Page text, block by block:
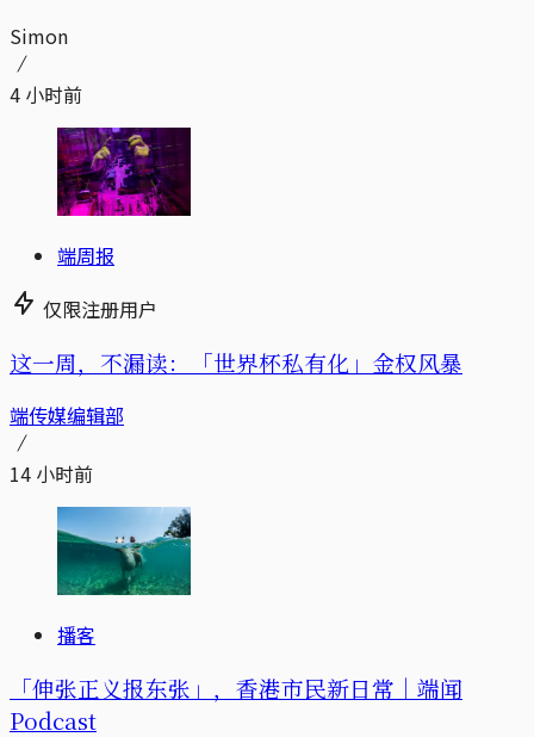
Simon
4 小时前
端周报
仅限注册用户
这一周，不漏读：「世界杯私有化」金权风暴
端传媒编辑部
14 小时前
播客
「伸张正义报东张」，香港市民新日常｜端闻
Podcast